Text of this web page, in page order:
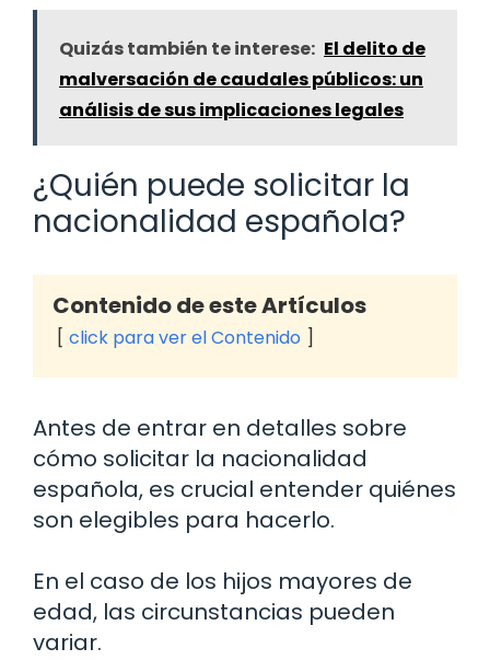
Quizás también te interese: El delito de
malversación de caudales públicos: un
análisis de sus implicaciones legales
¿Quién puede solicitar la
nacionalidad española?
Contenido de este Artículos
click para ver el Contenido
Antes de entrar en detalles sobre
cómo solicitar la nacionalidad
española, es crucial entender quiénes
son elegibles para hacerlo.
En el caso de los hijos mayores de
edad, las circunstancias pueden
variar.